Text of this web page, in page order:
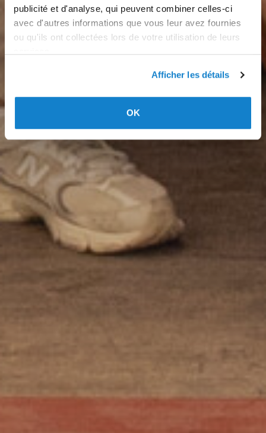
publicité et d'analyse, qui peuvent combiner celles-ci
avec d'autres informations que vous leur avez fournies
ou qu'ils ont collectées lors de votre utilisation de leurs
Afficher les détails
OK